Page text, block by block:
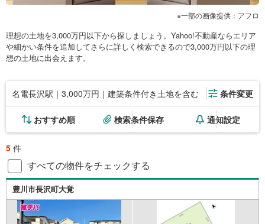
一部の画像提供：アフロ
理想の土地を3,000万円以下から探しましょう。Yahoo!不動産ならエリア
や細かい条件を追加してさらに詳しく検索できるので3,000万円以下の理
想の土地に出会えます。
名電長沢駅｜3,000万円｜建築条件付き土地を含む 条件変更
おすすめ順 検索条件保存 通知設定
5 件
すべての物件をチェックする
豊川市長沢町大覚